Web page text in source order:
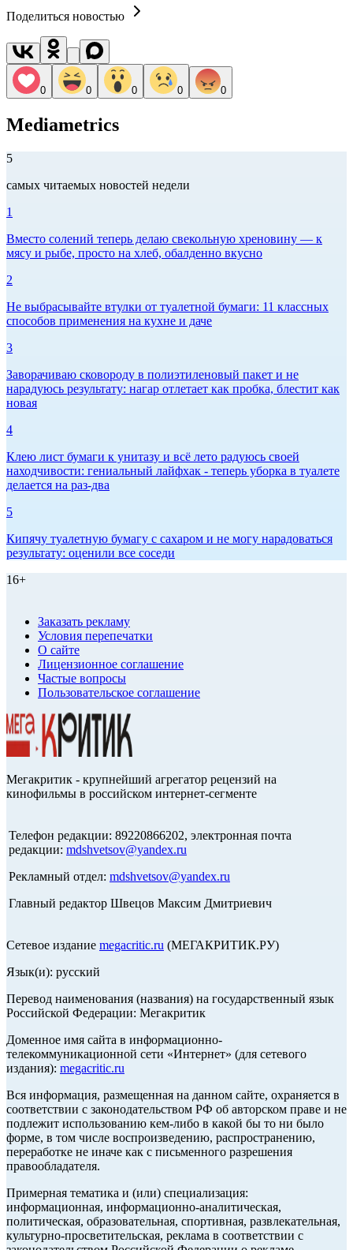
Поделиться новостью
0 0 0 0 0
Mediametrics
5
самых читаемых новостей недели
1
Вместо солений теперь делаю свекольную хреновину — к
мясу и рыбе, просто на хлеб, обалденно вкусно
2
Не выбрасывайте втулки от туалетной бумаги: 11 классных
способов применения на кухне и даче
3
Заворачиваю сковороду в полиэтиленовый пакет и не
нарадуюсь результату: нагар отлетает как пробка, блестит как
новая
4
Клею лист бумаги к унитазу и всё лето радуюсь своей
находчивости: гениальный лайфхак - теперь уборка в туалете
делается на раз-два
5
Кипячу туалетную бумагу с сахаром и не могу нарадоваться
результату: оценили все соседи
16+
Заказать рекламу
Условия перепечатки
О сайте
Лицензионное соглашение
Частые вопросы
Пользовательское соглашение
Мегакритик - крупнейший агрегатор рецензий на
кинофильмы в российском интернет-сегменте
Телефон редакции: 89220866202, электронная почта
редакции: mdshvetsov@yandex.ru
Рекламный отдел: mdshvetsov@yandex.ru
Главный редактор Швецов Максим Дмитриевич
Сетевое издание megacritic.ru (МЕГАКРИТИК.РУ)
Язык(и): русский
Перевод наименования (названия) на государственный язык
Российской Федерации: Мегакритик
Доменное имя сайта в информационно-
телекоммуникационной сети «Интернет» (для сетевого
издания): megacritic.ru
Вся информация, размещенная на данном сайте, охраняется в
соответствии с законодательством РФ об авторском праве и не
подлежит использованию кем-либо в какой бы то ни было
форме, в том числе воспроизведению, распространению,
переработке не иначе как с письменного разрешения
правообладателя.
Примерная тематика и (или) специализация:
информационная, информационно-аналитическая,
политическая, образовательная, спортивная, развлекательная,
культурно-просветительская, реклама в соответствии с